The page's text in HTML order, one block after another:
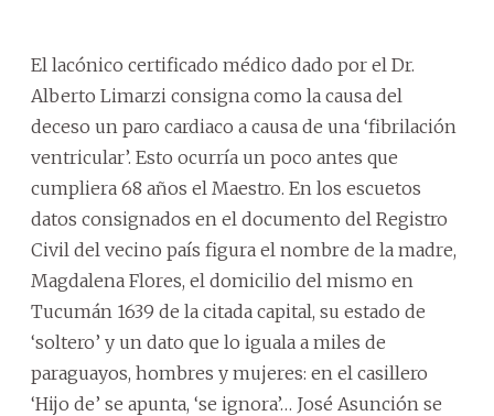
El lacónico certificado médico dado por el Dr.
Alberto Limarzi consigna como la causa del
deceso un paro cardiaco a causa de una ‘fibrilación
ventricular’. Esto ocurría un poco antes que
cumpliera 68 años el Maestro. En los escuetos
datos consignados en el documento del Registro
Civil del vecino país figura el nombre de la madre,
Magdalena Flores, el domicilio del mismo en
Tucumán 1639 de la citada capital, su estado de
‘soltero’ y un dato que lo iguala a miles de
paraguayos, hombres y mujeres: en el casillero
‘Hijo de’ se apunta, ‘se ignora’… José Asunción se